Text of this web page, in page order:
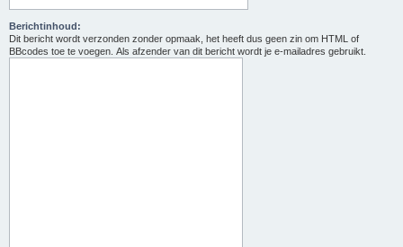
Berichtinhoud:
Dit bericht wordt verzonden zonder opmaak, het heeft dus geen zin om HTML of
BBcodes toe te voegen. Als afzender van dit bericht wordt je e-mailadres gebruikt.